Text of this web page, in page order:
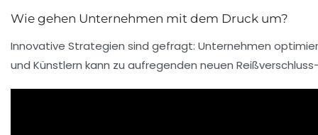
Wie gehen Unternehmen mit dem Druck um?
Innovative Strategien sind gefragt: Unternehmen
und Künstlern kann zu aufregenden neuen